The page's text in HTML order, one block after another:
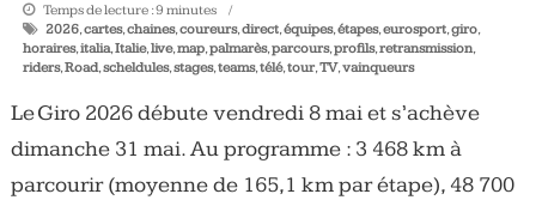
Temps de lecture :9 minutes
2026,cartes,chaines,coureurs,direct,équipes,étapes,eurosport,giro,
horaires,italia,Italie,live,map,palmarès,parcours,profils,retransmission,
riders,Road,scheldules,stages,teams,télé,tour,TV,vainqueurs
Le Giro 2026 débute vendredi 8 mai et s’achève
dimanche 31 mai. Au programme : 3 468 km à
parcourir (moyenne de 165,1 km par étape), 48 700